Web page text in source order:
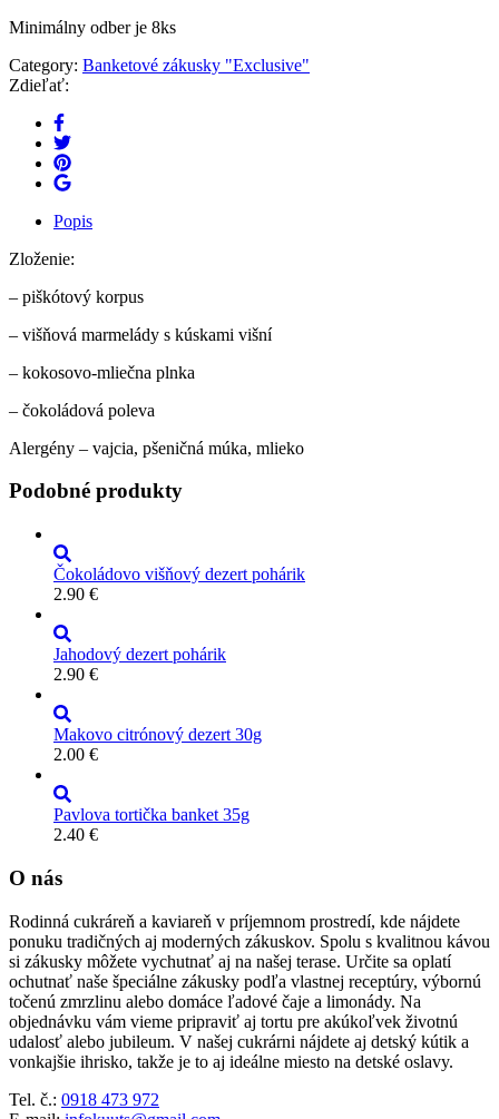
Minimálny odber je 8ks
Category: Banketové zákusky "Exclusive"
Zdieľať:
Popis
Zloženie:
– piškótový korpus
– višňová marmelády s kúskami višní
– kokosovo-mliečna plnka
– čokoládová poleva
Alergény – vajcia, pšeničná múka, mlieko
Podobné produkty
Čokoládovo višňový dezert pohárik
2.90 €
Jahodový dezert pohárik
2.90 €
Makovo citrónový dezert 30g
2.00 €
Pavlova tortička banket 35g
2.40 €
O nás
Rodinná cukráreň a kaviareň v príjemnom prostredí, kde nájdete
ponuku tradičných aj moderných zákuskov. Spolu s kvalitnou kávou
si zákusky môžete vychutnať aj na našej terase. Určite sa oplatí
ochutnať naše špeciálne zákusky podľa vlastnej receptúry, výbornú
točenú zmrzlinu alebo domáce ľadové čaje a limonády. Na
objednávku vám vieme pripraviť aj tortu pre akúkoľvek životnú
udalosť alebo jubileum. V našej cukrárni nájdete aj detský kútik a
vonkajšie ihrisko, takže je to aj ideálne miesto na detské oslavy.
Tel. č.: 0918 473 972